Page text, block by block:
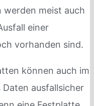
werden meist auch
einer
vorhanden sind.
können auch im
Daten ausfallsicher